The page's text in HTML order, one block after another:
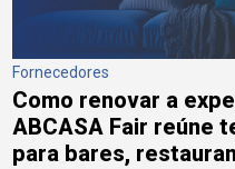
Fornecedores
Como renovar a
ABCASA Fair reúne
para bares,